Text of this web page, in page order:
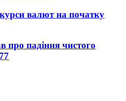
валют на початку
про падіння чистого